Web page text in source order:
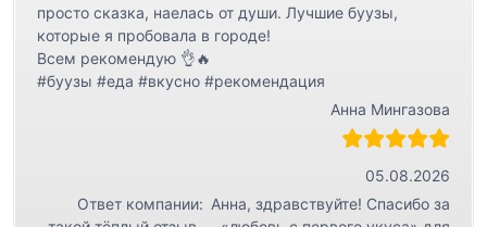
просто сказка, наелась от души. Лучшие буузы,
которые я пробовала в городе!
Всем рекомендую 👌🔥
#буузы #еда #вкусно #рекомендация
Анна Мингазова
05.08.2026
Ответ компании: Анна, здравствуйте! Спасибо за